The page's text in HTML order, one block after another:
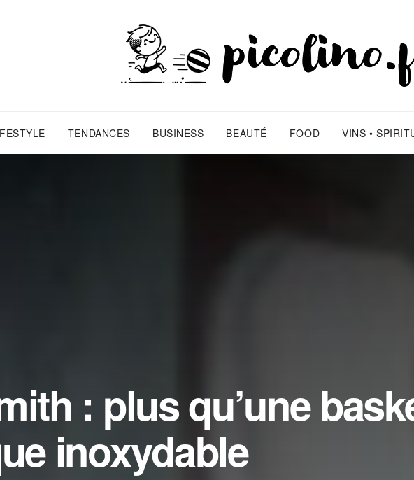
TENDANCES BUSINESS BEAUTÉ FOOD VINS •
: plus qu’une
inoxydable